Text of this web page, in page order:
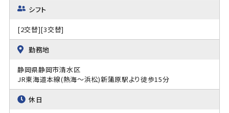
シフト
[2交替][3交替]
勤務地
静岡県静岡市清水区
JR東海道本線(熱海～浜松)新蒲原駅より徒歩15分
休日